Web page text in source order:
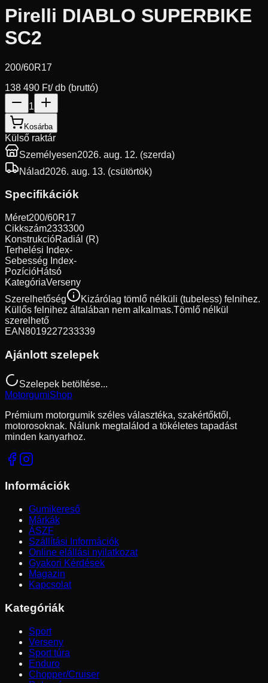
Pirelli DIABLO SUPERBIKE
SC2
200/60R17
138 490 Ft/ db (bruttó)
1
Kosárba
Külső raktár
Személyesen2026. aug. 12. (szerda)
Nálad2026. aug. 13. (csütörtök)
Specifikációk
Méret200/60R17
Cikkszám2333300
KonstrukcióRadiál (R)
Terhelési Index-
Sebesség Index-
PozícióHátsó
KategóriaVerseny
Szerelhetőség
Kizárólag tömlő nélküli (tubeless) felnihez.
Küllős felnihez általában nem alkalmas.Tömlő nélkül
szerelhető
EAN8019227233339
Ajánlott szelepek
Szelepek betöltése...
MotorgumiShop
Prémium motorgumik széles választéka, szakértőktől,
motorosoknak. Nálunk megtalálod a tökéletes tapadást
minden kanyarhoz.
Információk
Gumikereső
Márkák
ÁSZF
Szállítási Információk
Online elállási nyilatkozat
Gyakori Kérdések
Magazin
Kapcsolat
Kategóriák
Sport
Verseny
Sport túra
Enduro
Chopper/Cruiser